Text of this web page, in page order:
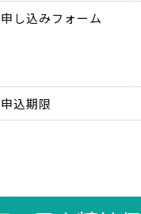
申し込みフォーム
申込期限